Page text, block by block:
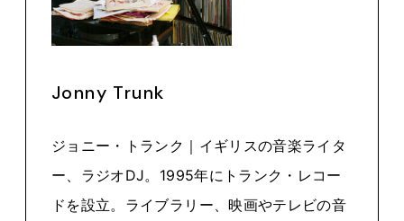
Jonny Trunk
ジョニー・トランク｜イギリスの音楽ライタ
ー、ラジオDJ。1995年にトランク・レコー
ドを設立。ライブラリー、映画やテレビの音